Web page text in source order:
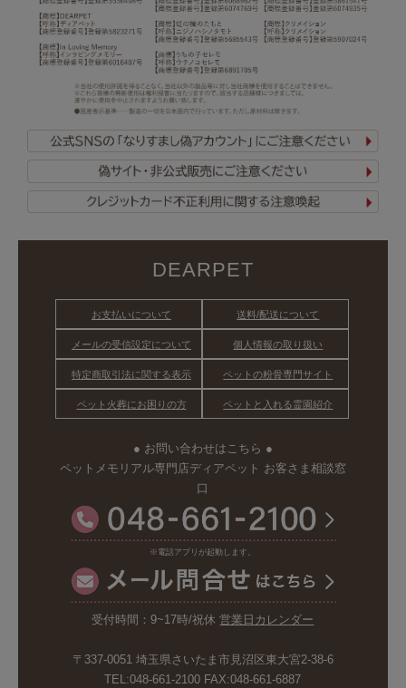
DEARPET
お支払いについて 送料/配送について
メールの受信設定について 個人情報の取り扱い
特定商取引法に関する表示 ペットの粉骨専門サイト
ペット火葬にお困りの方 ペットと入れる霊園紹介
● お問い合わせはこちら ●
ペットメモリアル専門店ディアペット お客さま相談窓
口
※電話アプリが起動します。
受付時間：9~17時/祝休営業日カレンダー
〒337-0051 埼玉県さいたま市見沼区東大宮2-38-6
TEL:048-661-2100 FAX:048-661-6887